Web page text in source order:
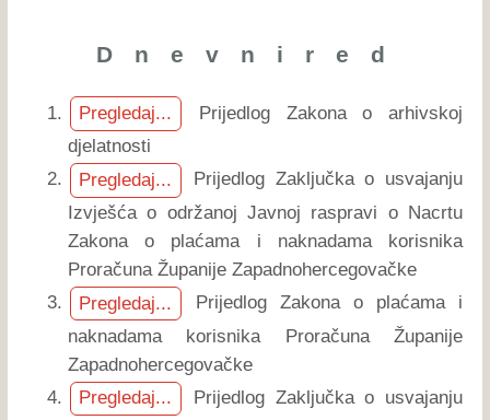
D n e v n i r e d
Pregledaj...
Prijedlog Zakona o arhivskoj
djelatnosti
Pregledaj...
Prijedlog Zaključka o usvajanju
Izvješća o održanoj Javnoj raspravi o Nacrtu
Zakona o plaćama i naknadama korisnika
Proračuna Županije Zapadnohercegovačke
Pregledaj...
Prijedlog Zakona o plaćama i
naknadama korisnika Proračuna Županije
Zapadnohercegovačke
Pregledaj...
Prijedlog Zaključka o usvajanju